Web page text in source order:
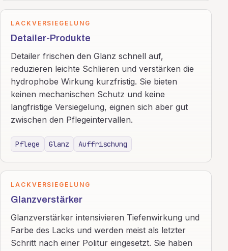
LACKVERSIEGELUNG
Detailer-Produkte
Detailer frischen den Glanz schnell auf,
reduzieren leichte Schlieren und verstärken die
hydrophobe Wirkung kurzfristig. Sie bieten
keinen mechanischen Schutz und keine
langfristige Versiegelung, eignen sich aber gut
zwischen den Pflegeintervallen.
Pflege Glanz Auffrischung
LACKVERSIEGELUNG
Glanzverstärker
Glanzverstärker intensivieren Tiefenwirkung und
Farbe des Lacks und werden meist als letzter
Schritt nach einer Politur eingesetzt. Sie haben